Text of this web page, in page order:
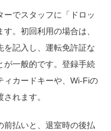
ーでスタッフに「ドロッ
。初回利用の場合は、
を記入し、運転免許証な
が一般的です。登録手続
ィカードキーや、Wi-Fiの
れます。
前払いと、退室時の後払